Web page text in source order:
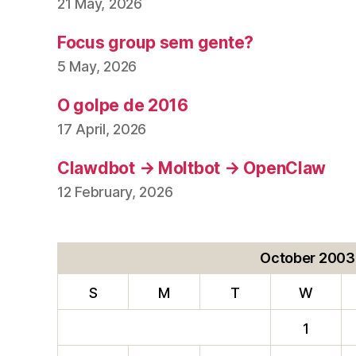
21 May, 2026
Focus group sem gente?
5 May, 2026
O golpe de 2016
17 April, 2026
Clawdbot → Moltbot → OpenClaw
12 February, 2026
October 2003
S M T W
1